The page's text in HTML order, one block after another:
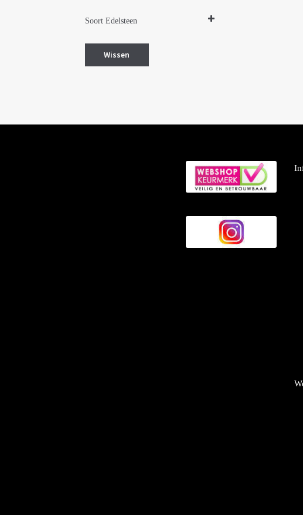
Soort Edelsteen
Wissen